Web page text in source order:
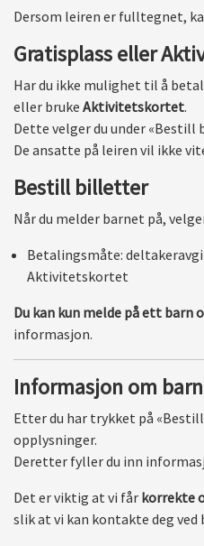
Dersom leiren er fulltegnet,
Gratisplass eller
Har du ikke mulighet til å
eller bruke Aktivitetskortet.
Dette velger du under «Bestill
De ansatte på leiren vil ikke
Bestill billetter
Når du melder barnet på,
Betalingsmåte:
Aktivitetskortet
Du kan kun melde på ett barn
informasjon.
Informasjon om
Etter du har trykket på
opplysninger.
Deretter fyller du inn
Det er viktig at vi får korrekte
slik at vi kan kontakte deg ved